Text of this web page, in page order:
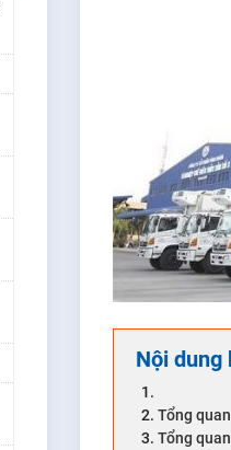
Nội dung
Tổng
Tổng